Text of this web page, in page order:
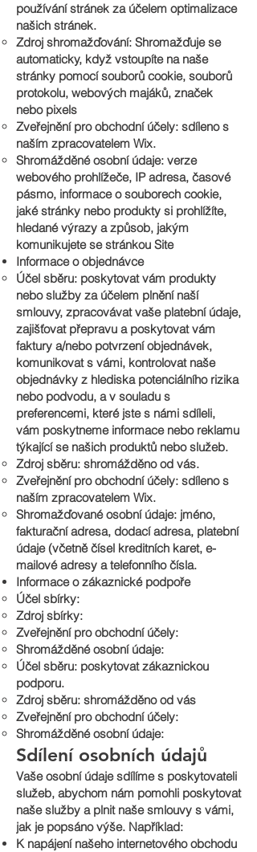
používání stránek za účelem optimalizace
našich stránek.
Zdroj shromažďování: Shromažďuje se
automaticky, když vstoupíte na naše
stránky pomocí souborů cookie, souborů
protokolu, webových majáků, značek
nebo pixels
Zveřejnění pro obchodní účely: sdíleno s
naším zpracovatelem Wix.
Shromážděné osobní údaje: verze
webového prohlížeče, IP adresa, časové
pásmo, informace o souborech cookie,
jaké stránky nebo produkty si prohlížíte,
hledané výrazy a způsob, jakým
komunikujete se stránkou Site
Informace o objednávce
Účel sběru: poskytovat vám produkty
nebo služby za účelem plnění naší
smlouvy, zpracovávat vaše platební údaje,
zajišťovat přepravu a poskytovat vám
faktury a/nebo potvrzení objednávek,
komunikovat s vámi, kontrolovat naše
objednávky z hlediska potenciálního rizika
nebo podvodu, a v souladu s
preferencemi, které jste s námi sdíleli,
vám poskytneme informace nebo reklamu
týkající se našich produktů nebo služeb.
Zdroj sběru: shromážděno od vás.
Zveřejnění pro obchodní účely: sdíleno s
naším zpracovatelem Wix.
Shromažďované osobní údaje: jméno,
fakturační adresa, dodací adresa, platební
údaje (včetně čísel kreditních karet, e-
mailové adresy a telefonního čísla.
Informace o zákaznické podpoře
Účel sbírky:
Zdroj sbírky:
Zveřejnění pro obchodní účely:
Shromážděné osobní údaje:
Účel sběru: poskytovat zákaznickou
podporu.
Zdroj sběru: shromážděno od vás
Zveřejnění pro obchodní účely:
Shromážděné osobní údaje:
Sdílení osobních údajů
Vaše osobní údaje sdílíme s poskytovateli
služeb, abychom nám pomohli poskytovat
naše služby a plnit naše smlouvy s vámi,
jak je popsáno výše. Například:
K napájení našeho internetového obchodu